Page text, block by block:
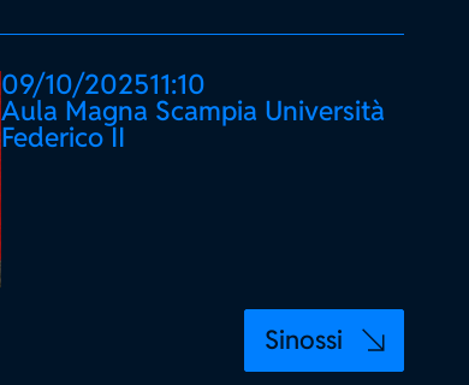
09/10/202511:10
Aula Magna Scampia Università
Federico II
Sinossi